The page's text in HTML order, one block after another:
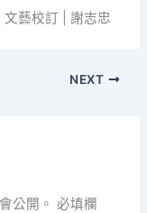
文藝校訂 | 謝志忠
NEXT
公開。 必填欄